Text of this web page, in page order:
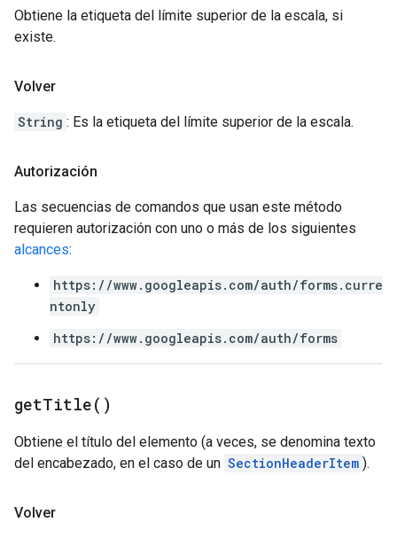
Obtiene la etiqueta del límite superior de la escala, si
existe.
Volver
String : Es la etiqueta del límite superior de la escala.
Autorización
Las secuencias de comandos que usan este método
requieren autorización con uno o más de los siguientes
alcances:
https://www.googleapis.com/auth/forms.curre
ntonly
https://www.googleapis.com/auth/forms
getTitle( )
Obtiene el título del elemento (a veces, se denomina texto
del encabezado, en el caso de un SectionHeaderItem ).
Volver